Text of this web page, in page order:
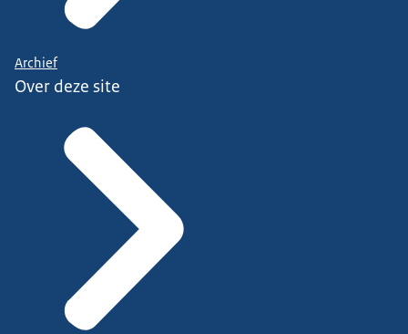
Archief
Over deze site